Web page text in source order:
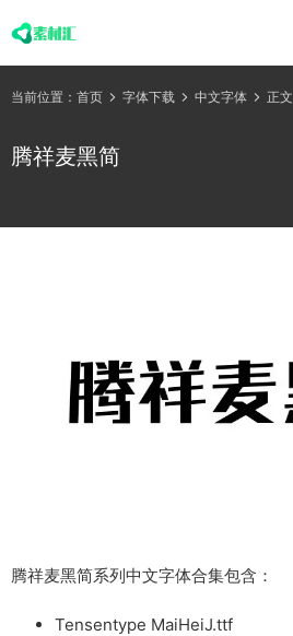
当前位置： 首页 字体下载 中文字体 正文
腾祥麦黑简
腾祥麦黑简系列中文字体合集包含：
Tensentype MaiHeiJ.ttf